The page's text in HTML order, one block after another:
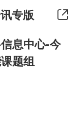
专版
息中心-今
题组